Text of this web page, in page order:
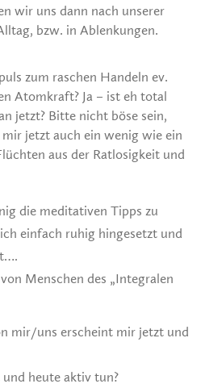
wir uns dann nach unserer
bzw. in Ablenkungen.
zum raschen Handeln ev.
Atomkraft? Ja – ist eh total
jetzt? Bitte nicht böse sein,
jetzt auch ein wenig wie ein
aus der Ratlosigkeit und
die meditativen Tipps zu
einfach ruhig hingesetzt und
Menschen des „Integralen
mir/uns erscheint mir jetzt und
heute aktiv tun?